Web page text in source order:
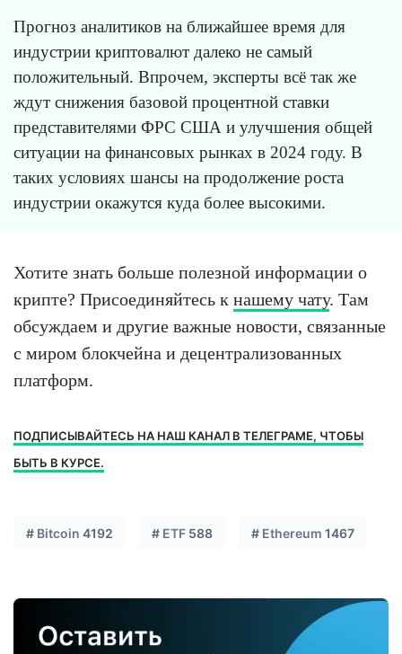
Прогноз аналитиков на ближайшее время для
индустрии криптовалют далеко не самый
положительный. Впрочем, эксперты всё так же
ждут снижения базовой процентной ставки
представителями ФРС США и улучшения общей
ситуации на финансовых рынках в 2024 году. В
таких условиях шансы на продолжение роста
индустрии окажутся куда более высокими.
Хотите знать больше полезной информации о
крипте? Присоединяйтесь к нашему чату. Там
обсуждаем и другие важные новости, связанные
с миром блокчейна и децентрализованных
платформ.
ПОДПИСЫВАЙТЕСЬ НА НАШ КАНАЛ В ТЕЛЕГРАМЕ, ЧТОБЫ
БЫТЬ В КУРСЕ.
# Bitcoin 4192 # ETF 588 # Ethereum 1467